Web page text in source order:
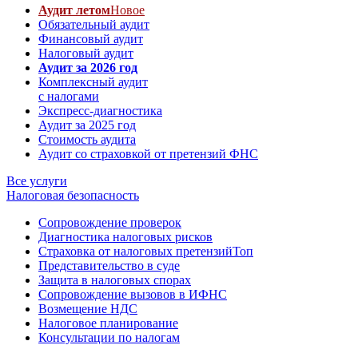
Аудит летомНовое
Обязательный аудит
Финансовый аудит
Налоговый аудит
Аудит за 2026 год
Комплексный аудит
с налогами
Экспресс-диагностика
Аудит за 2025 год
Стоимость аудита
Аудит со страховкой от претензий ФНС
Все услуги
Налоговая безопасность
Сопровождение проверок
Диагностика налоговых рисков
Страховка от налоговых претензийТоп
Представительство в суде
Защита в налоговых спорах
Сопровождение вызовов в ИФНС
Возмещение НДС
Налоговое планирование
Консультации по налогам